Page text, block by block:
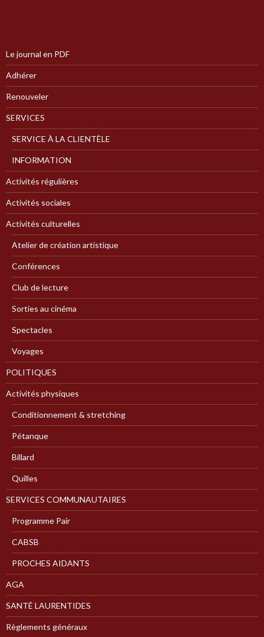
Le journal en PDF
Adhérer
Renouveler
SERVICES
SERVICE À LA CLIENTÈLE
INFORMATION
Activités régulières
Activités sociales
Activités culturelles
Atelier de création artistique
Conférences
Club de lecture
Sorties au cinéma
Spectacles
Voyages
POLITIQUES
Activités physiques
Conditionnement & stretching
Pétanque
Billard
Quilles
SERVICES COMMUNAUTAIRES
Programme Pair
CABSB
PROCHES AIDANTS
AGA
SANTÉ LAURENTIDES
Règlements généraux